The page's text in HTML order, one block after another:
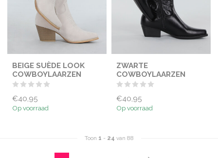
BEIGE SUÈDE LOOK
COWBOYLAARZEN
€40,95
Op voorraad
ZWARTE
COWBOYLAARZEN
€40,95
Op voorraad
Toon 1 - 24 van 88